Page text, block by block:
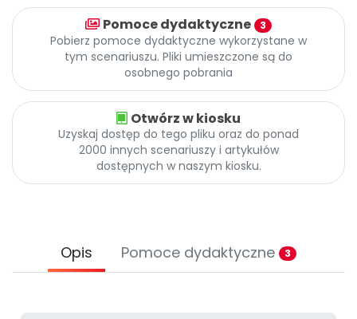
Archiwalne numery
Pomoc
PromocjePomoce dydaktyczne 3
Pobierz pomoce dydaktyczne wykorzystane w
tym scenariuszu. Pliki umieszczone są do
osobnego pobrania
Otwórz w kiosku
Uzyskaj dostęp do tego pliku oraz do ponad
2000 innych scenariuszy i artykułów
dostępnych w naszym kiosku.
Opis Pomoce dydaktyczne 3